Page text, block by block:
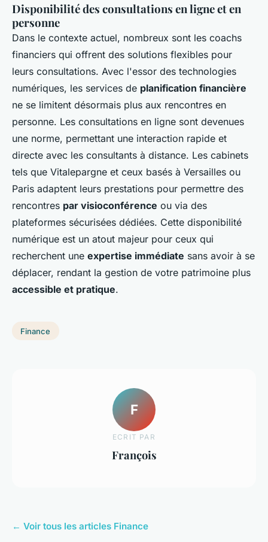
Disponibilité des consultations en ligne et en
personne
Dans le contexte actuel, nombreux sont les coachs
financiers qui offrent des solutions flexibles pour
leurs consultations. Avec l'essor des technologies
numériques, les services de planification financière
ne se limitent désormais plus aux rencontres en
personne. Les consultations en ligne sont devenues
une norme, permettant une interaction rapide et
directe avec les consultants à distance. Les cabinets
tels que Vitalepargne et ceux basés à Versailles ou
Paris adaptent leurs prestations pour permettre des
rencontres par visioconférence ou via des
plateformes sécurisées dédiées. Cette disponibilité
numérique est un atout majeur pour ceux qui
recherchent une expertise immédiate sans avoir à se
déplacer, rendant la gestion de votre patrimoine plus
accessible et pratique.
Finance
F
ECRIT PAR
François
← Voir tous les articles Finance